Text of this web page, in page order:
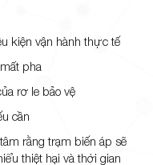
kiện vận hành thực tế
pha
rơ le bảo vệ
cần
rằng trạm biến áp sẽ
thiệt hại và thời gian